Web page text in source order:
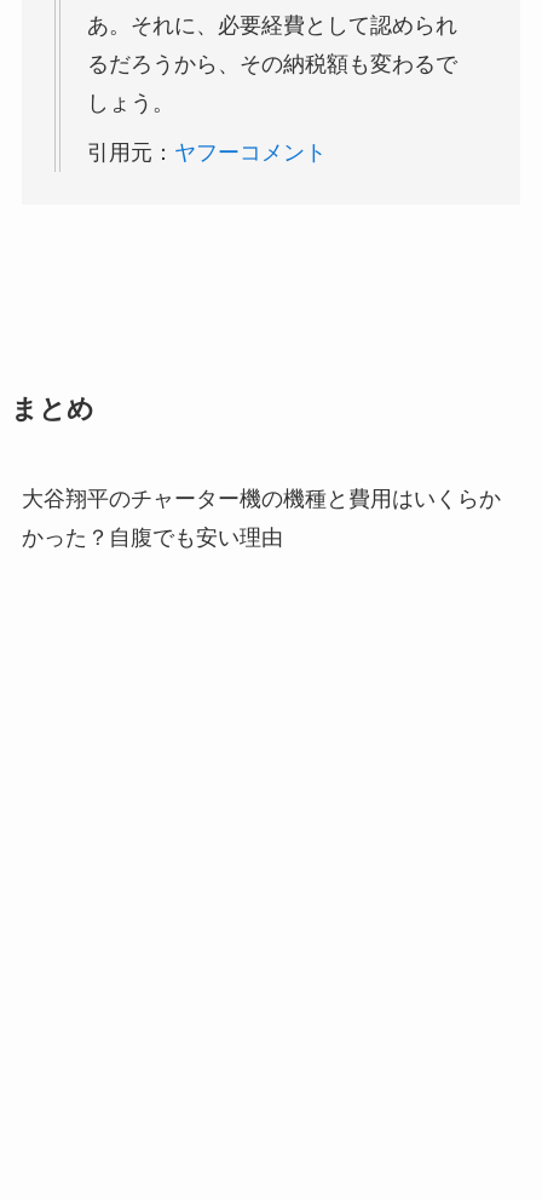
あ。それに、必要経費として認められ
るだろうから、その納税額も変わるで
しょう。
引用元： ヤフーコメント
まとめ
大谷翔平のチャーター機の機種と費用はいくらか
かった？自腹でも安い理由